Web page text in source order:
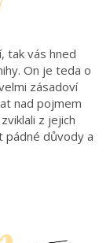
tak vás hned
On je teda o
zásadoví
nad pojmem
z jejich
pádné důvody a